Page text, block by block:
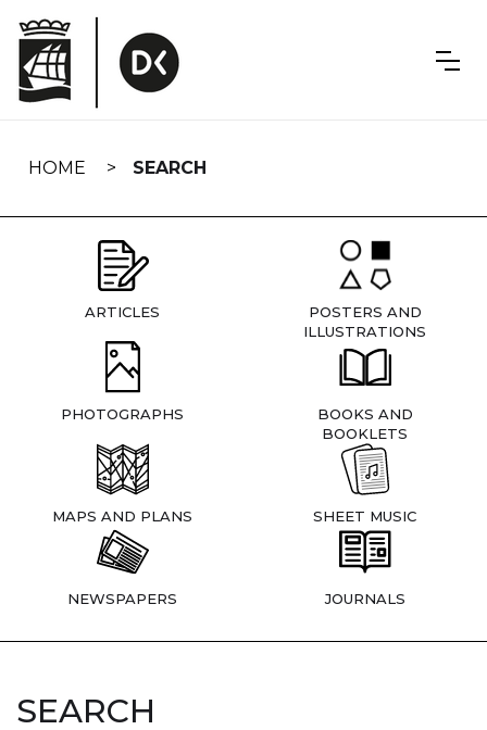
navigation
HOME SEARCH
ARTICLES
POSTERS AND
ILLUSTRATIONS
PHOTOGRAPHS
BOOKS AND
BOOKLETS
MAPS AND PLANS SHEET MUSIC
NEWSPAPERS JOURNALS
SEARCH